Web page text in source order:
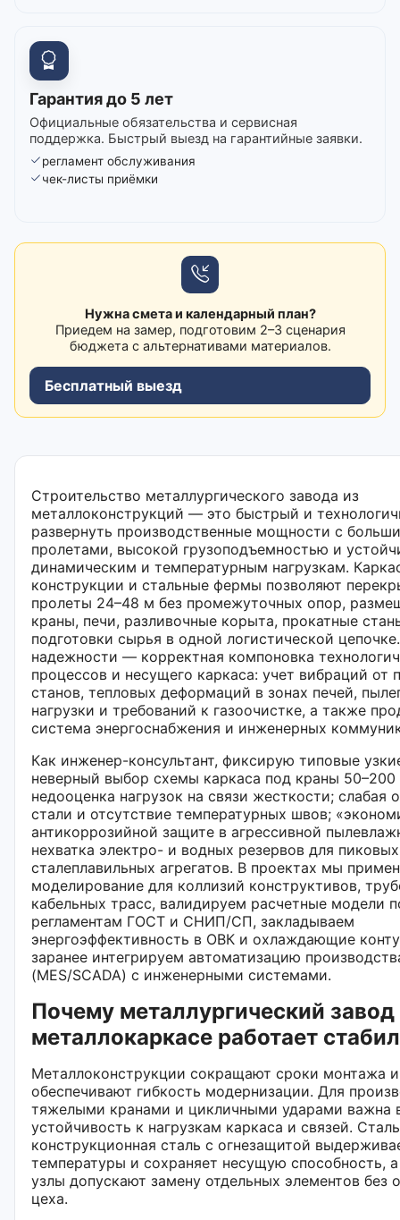
Гарантия до 5 лет
Официальные обязательства и сервисная
поддержка. Быстрый выезд на гарантийные заявки.
регламент обслуживания
чек-листы приёмки
Нужна смета и календарный план?
Приедем на замер, подготовим 2–3 сценария
бюджета с альтернативами материалов.
Бесплатный выезд
Строительство металлургического завода из
металлоконструкций — это быстрый и
развернуть производственные мощности с
пролетами, высокой грузоподъемностью и
динамическим и температурным нагрузкам.
конструкции и стальные фермы позволяют
пролеты 24–48 м без промежуточных опор,
краны, печи, разливочные корыта, прокатные
подготовки сырья в одной логистической
надежности — корректная компоновка
процессов и несущего каркаса: учет вибраций от
станов, тепловых деформаций в зонах печей,
нагрузки и требований к газоочистке, а также
система энергоснабжения и инженерных
Как инженер-консультант, фиксирую типовые
неверный выбор схемы каркаса под краны 50–200
недооценка нагрузок на связи жесткости; слабая
стали и отсутствие температурных швов;
антикоррозийной защите в агрессивной
нехватка электро- и водных резервов для
сталеплавильных агрегатов. В проектах мы
моделирование для коллизий конструктивов,
кабельных трасс, валидируем расчетные модели
регламентам ГОСТ и СНИП/СП, закладываем
энергоэффективность в ОВК и охлаждающие
заранее интегрируем автоматизацию
(MES/SCADA) с инженерными системами.
Почему металлургический завод
металлокаркасе работает
Металлоконструкции сокращают сроки монтажа и
обеспечивают гибкость модернизации. Для
тяжелыми кранами и цикличными ударами важна
устойчивость к нагрузкам каркаса и связей.
конструкционная сталь с огнезащитой
температуры и сохраняет несущую способность,
узлы допускают замену отдельных элементов без
цеха.